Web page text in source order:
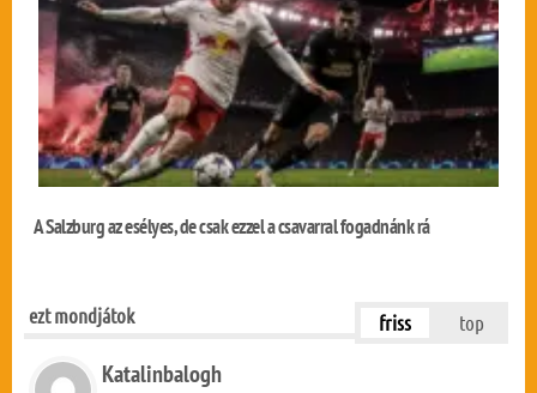
A Salzburg az esélyes, de csak ezzel a csavarral fogadnánk rá
ezt mondjátok friss top
Katalinbalogh